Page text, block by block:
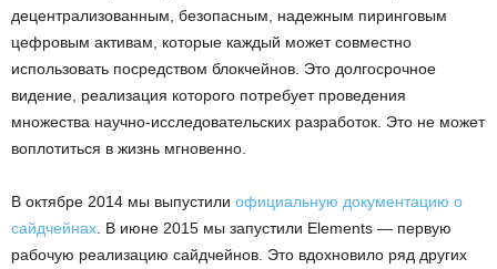
децентрализованным, безопасным, надежным пиринговым
цефровым активам, которые каждый может совместно
использовать посредством блокчейнов. Это долгосрочное
видение, реализация которого потребует проведения
множества научно-исследовательских разработок. Это не может
воплотиться в жизнь мгновенно.
В октябре 2014 мы выпустили официальную документацию о
сайдчейнах . В июне 2015 мы запустили Elements — первую
рабочую реализацию сайдчейнов. Это вдохновило ряд других